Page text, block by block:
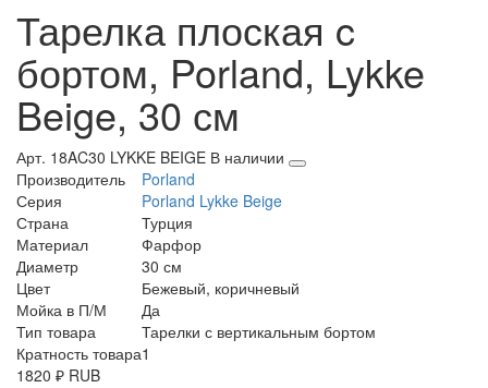
Тарелка плоская c
бортом, Porland, Lykke
Beige, 30 см
Арт. 18AC30 LYKKE BEIGE В наличии
Производитель
Porland
Серия
Porland Lykke Beige
Страна
Турция
Материал
Фарфор
Диаметр
30 см
Цвет
Бежевый, коричневый
Мойка в П/М
Да
Тип товара
Тарелки с вертикальным бортом
Кратность товара1
1820 ₽ RUB